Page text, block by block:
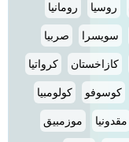
روسيا رومانيا
سويسرا صربيا
كازاخستان كرواتيا
كوسوفو كولومبيا
مقدونيا موزمبيق